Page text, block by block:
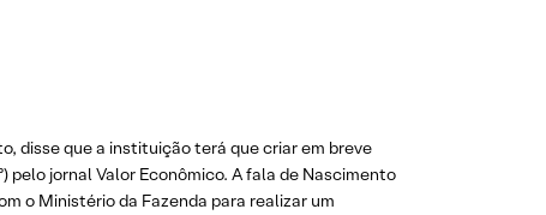
disse que a instituição terá que criar em breve
jornal Valor Econômico. A fala de Nascimento
o Ministério da Fazenda para realizar um